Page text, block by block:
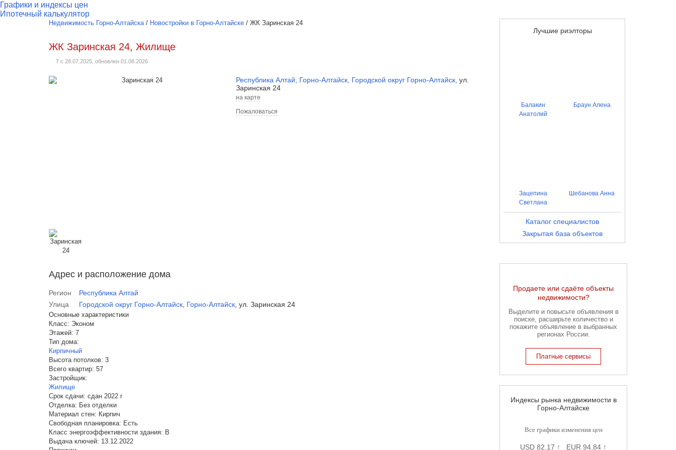
Графики и индексы цен
Ипотечный калькулятор
Недвижимость Горно-Алтайска/ Новостройки в Горно-Алтайске / ЖК Заринская 24
ЖК Заринская 24, Жилище
7 с 28.07.2025, обновлен 01.08.2026
Республика Алтай Горно-Алтайск Городской округ Горно-Алтайск ул.
Заринская 24
на карте
Пожаловаться
Адрес и расположение дома
Регион
Республика Алтай
Улица
Городской округ Горно-Алтайск Горно-Алтайск ул. Заринская 24
Основные характеристики
Класс: Эконом
Этажей: 7
Тип дома:
Кирпичный
Высота потолков: 3
Всего квартир: 57
Застройщик:
Жилище
Срок сдачи: сдан 2022 г
Отделка: Без отделки
Материал стен: Кирпич
Свободная планировка: Есть
Класс энергоэффективности здания: B
Выдача ключей: 13.12.2022
Лучшие риэлторы
Балакин
Анатолий
Браун Алена
Зацепина
Светлана
Шебанова Анна
Каталог специалистов
Закрытая база объектов
Продаете или сдаёте объекты
недвижимости?
Выделите и повысьте объявления в
поиске, расширьте количество и
покажите объявление в выбранных
регионах России.
Платные сервисы
Индексы рынка недвижимости в
Горно-Алтайске
Все графики изменения цен
USD 82.17 ↑ EUR 94.84 ↑